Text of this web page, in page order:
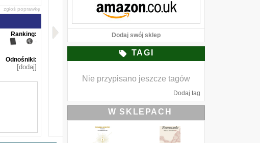
zgłoś poprawkę
Ranking:
- -
Odnośniki:
[dodaj]
Dodaj swój sklep
TAGI
Nie przypisano jeszcze tagów
Dodaj tag
W SKLEPACH